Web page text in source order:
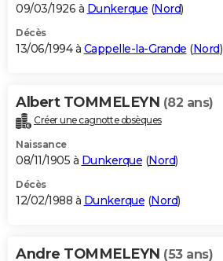
09/03/1926 à Dunkerque (Nord)
Décès
13/06/1994 à Cappelle-la-Grande (Nord)
Albert TOMMELEYN (82 ans)
Créer une cagnotte obsèques
Naissance
08/11/1905 à Dunkerque (Nord)
Décès
12/02/1988 à Dunkerque (Nord)
Andre TOMMELEYN (53 ans)